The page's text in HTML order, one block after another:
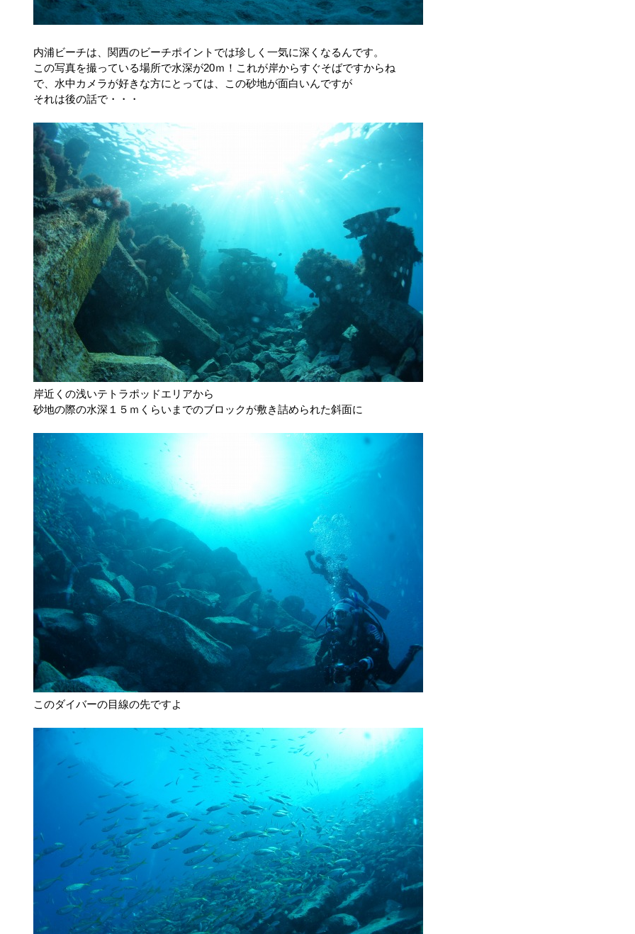
内浦ビーチは、関西のビーチポイントでは珍しく一気に深くなるんです。
この写真を撮っている場所で水深が20ｍ！これが岸からすぐそばですからね
で、水中カメラが好きな方にとっては、この砂地が面白いんですが
それは後の話で・・・
岸近くの浅いテトラポッドエリアから
砂地の際の水深１５ｍくらいまでのブロックが敷き詰められた斜面に
このダイバーの目線の先ですよ